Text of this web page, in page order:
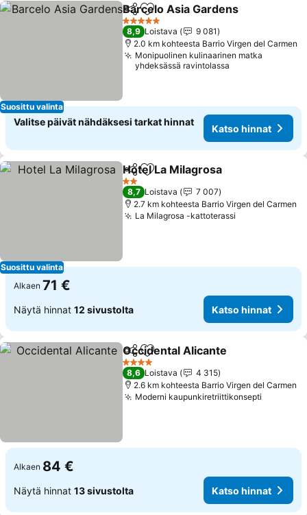
Suosittu valinta
Jaa Lisää suosikkeihin
Barcelo Asia Gardens
5 Tähtiluokitus
8,9 Loistava
9 081
2.0 km kohteesta Barrio Virgen del Carmen
Monipuolinen kulinaarinen matka
yhdeksässä ravintolassa
Valitse päivät nähdäksesi tarkat hinnat
Katso hinnat
Suosittu valinta
Jaa Lisää suosikkeihin
Hotel La Milagrosa
2 Tähtiluokitus
8,7 Loistava
7 007
2.7 km kohteesta Barrio Virgen del Carmen
La Milagrosa -kattoterassi
Alkaen 71 €
Näytä hinnat 12 sivustolta Katso hinnat
Jaa Lisää suosikkeihin
Occidental Alicante
4 Tähtiluokitus
8,6 Loistava
4 315
2.6 km kohteesta Barrio Virgen del Carmen
Moderni kaupunkiretriittikonsepti
Alkaen 84 €
Näytä hinnat 13 sivustolta Katso hinnat